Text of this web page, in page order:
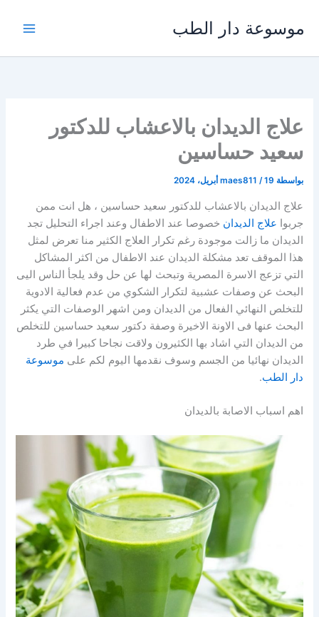
المحتوى
موسوعة دار الطب
علاج الديدان بالاعشاب للدكتور
سعيد حساسين
بواسطة maes811 /19 أبريل، 2024
علاج الديدان بالاعشاب للدكتور سعيد حساسين ، هل انت ممن
جربوا علاج الديدان خصوصا عند الاطفال وعند اجراء التحليل تجد
الديدان ما زالت موجودة رغم تكرار العلاج الكثير منا تعرض لمثل
هذا الموقف تعد مشكلة الديدان عند الاطفال من اكثر المشاكل
التي تزعج الاسرة المصرية وتبحث لها عن حل وقد يلجأ الناس اليى
البحث عن وصفات عشبية لتكرار الشكوي من عدم فعالية الادوية
للتخلص النهائي الفعال من الديدان ومن اشهر الوصفات التي يكثر
البحث عنها فى الاونة الاخيرة وصفة دكتور سعيد حساسين للتخلص
من الديدان التي اشاد بها الكثيرون ولاقت نجاحا كبيرا في طرد
الديدان نهائيا من الجسم وسوف نقدمها اليوم لكم على موسوعة
دار الطب.
اهم اسباب الاصابة بالديدان